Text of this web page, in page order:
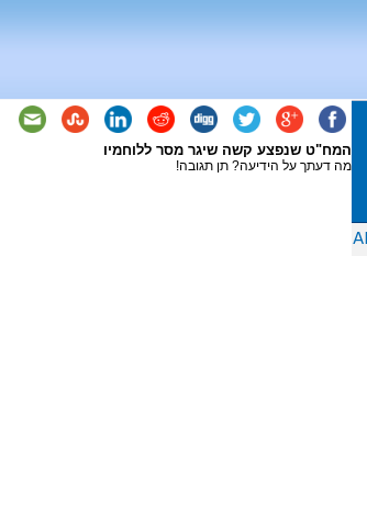
המח"ט שנפצע קשה שיגר מסר ללוחמיו
מה דעתך על הידיעה? תן תגובה!